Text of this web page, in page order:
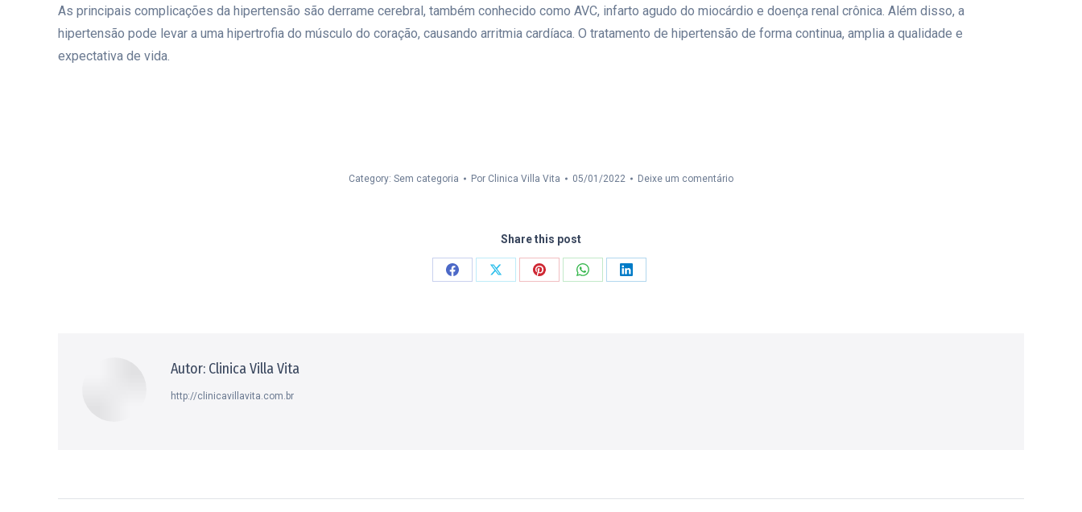
As principais complicações da hipertensão são derrame cerebral, também conhecido como AVC, infarto agudo do miocárdio e doença renal crônica. Além disso, a
hipertensão pode levar a uma hipertrofia do músculo do coração, causando arritmia cardíaca. O tratamento de hipertensão de forma continua, amplia a qualidade e
expectativa de vida.
Category: Sem categoria Por Clinica Villa Vita 05/01/2022 Deixe um comentário
Share this post
CompartilharCompartilharCompartilharCompartilharCompartilhar
Autor: Clinica Villa Vita
http://clinicavillavita.com.br